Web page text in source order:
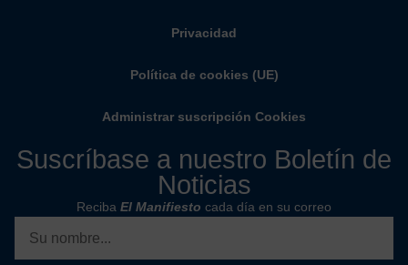
Privacidad
Política de cookies (UE)
Administrar suscripción Cookies
Suscríbase a nuestro Boletín de
Noticias
Reciba El Manifiesto cada día en su correo